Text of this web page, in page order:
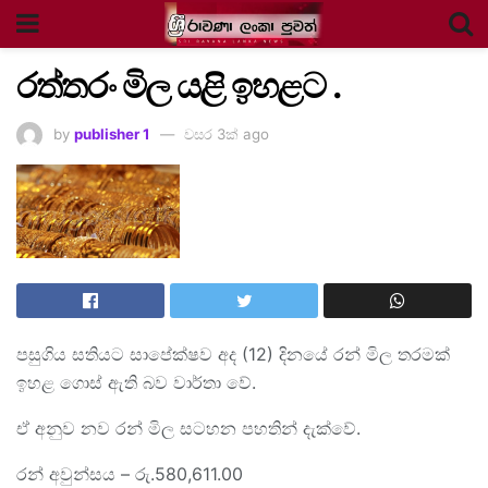
රත්තරං මිල යළි ඉහළට .
by publisher 1 වසර 3ක් ago
පසුගිය සතියට සාපේක්ෂව අද (12) දිනයේ රන් මිල තරමක්
ඉහළ ගොස් ඇති බව වාර්තා වේ.
ඒ අනුව නව රන් මිල සටහන පහතින් දැක්වේ.
රන් අවුන්සය – රු.580,611.00